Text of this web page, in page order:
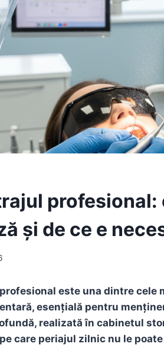
profesional:
și de ce e
este una dintre cele
esențială pentru
realizată în cabinetul
care periajul zilnic nu le